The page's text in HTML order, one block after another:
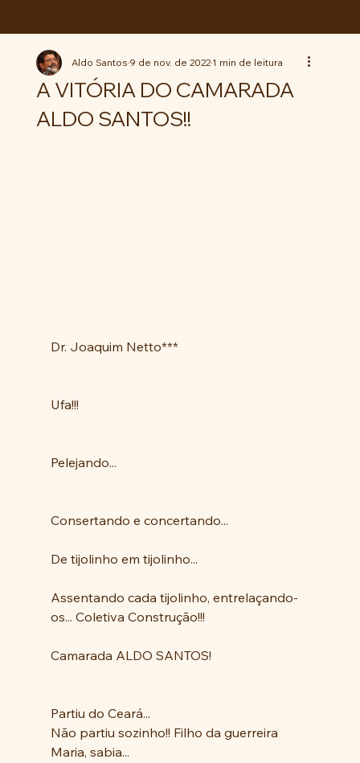
A VITÓRIA DO CAMARADA
ALDO SANTOS!!
Aldo Santos9 de nov. de 20221 min de leitura
Dr. Joaquim Netto***
Ufa!!!
Pelejando...
Consertando e concertando...
De tijolinho em tijolinho...
Assentando cada tijolinho, entrelaçando-
os... Coletiva Construção!!!
Camarada ALDO SANTOS!
Partiu do Ceará...
Não partiu sozinho!! Filho da guerreira
Maria, sabia...